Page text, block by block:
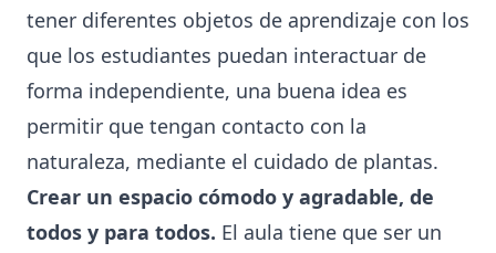
tener diferentes objetos de aprendizaje con los
que los estudiantes puedan interactuar de
forma independiente, una buena idea es
permitir que tengan contacto con la
naturaleza, mediante el cuidado de plantas.
Crear un espacio cómodo y agradable, de
todos y para todos. El aula tiene que ser un